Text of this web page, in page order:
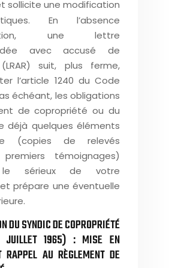
sollicite une modification
En l’absence
une lettre
avec accusé de
suit, plus ferme,
l’article 1240 du Code
échéant, les obligations
de copropriété ou du
déjà quelques éléments
(copies de relevés
premiers témoignages)
le sérieux de votre
prépare une éventuelle
DU SYNDIC DE COPROPRIÉTÉ
1965) : MISE EN
RAPPEL AU RÈGLEMENT DE